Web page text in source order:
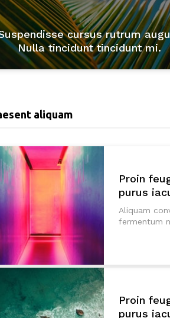
cursus rutrum
Nulla tincidunt tincidunt mi.
aliquam
Proin
purus
Aliquam
fermentum
Proin
purus